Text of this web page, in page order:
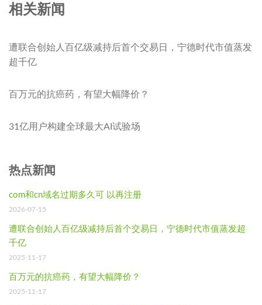
相关新闻
遭联合创始人百亿级减持后首个交易日，宁德时代市值蒸发
超千亿
百万元的抗癌药，有望大幅降价？
31亿用户构建全球最大AI试验场
热点新闻
com和cn域名过期多久可 以再注册
2026-07-15
遭联合创始人百亿级减持后首个交易日，宁德时代市值蒸发超
千亿
2025-11-17
百万元的抗癌药，有望大幅降价？
2025-11-17